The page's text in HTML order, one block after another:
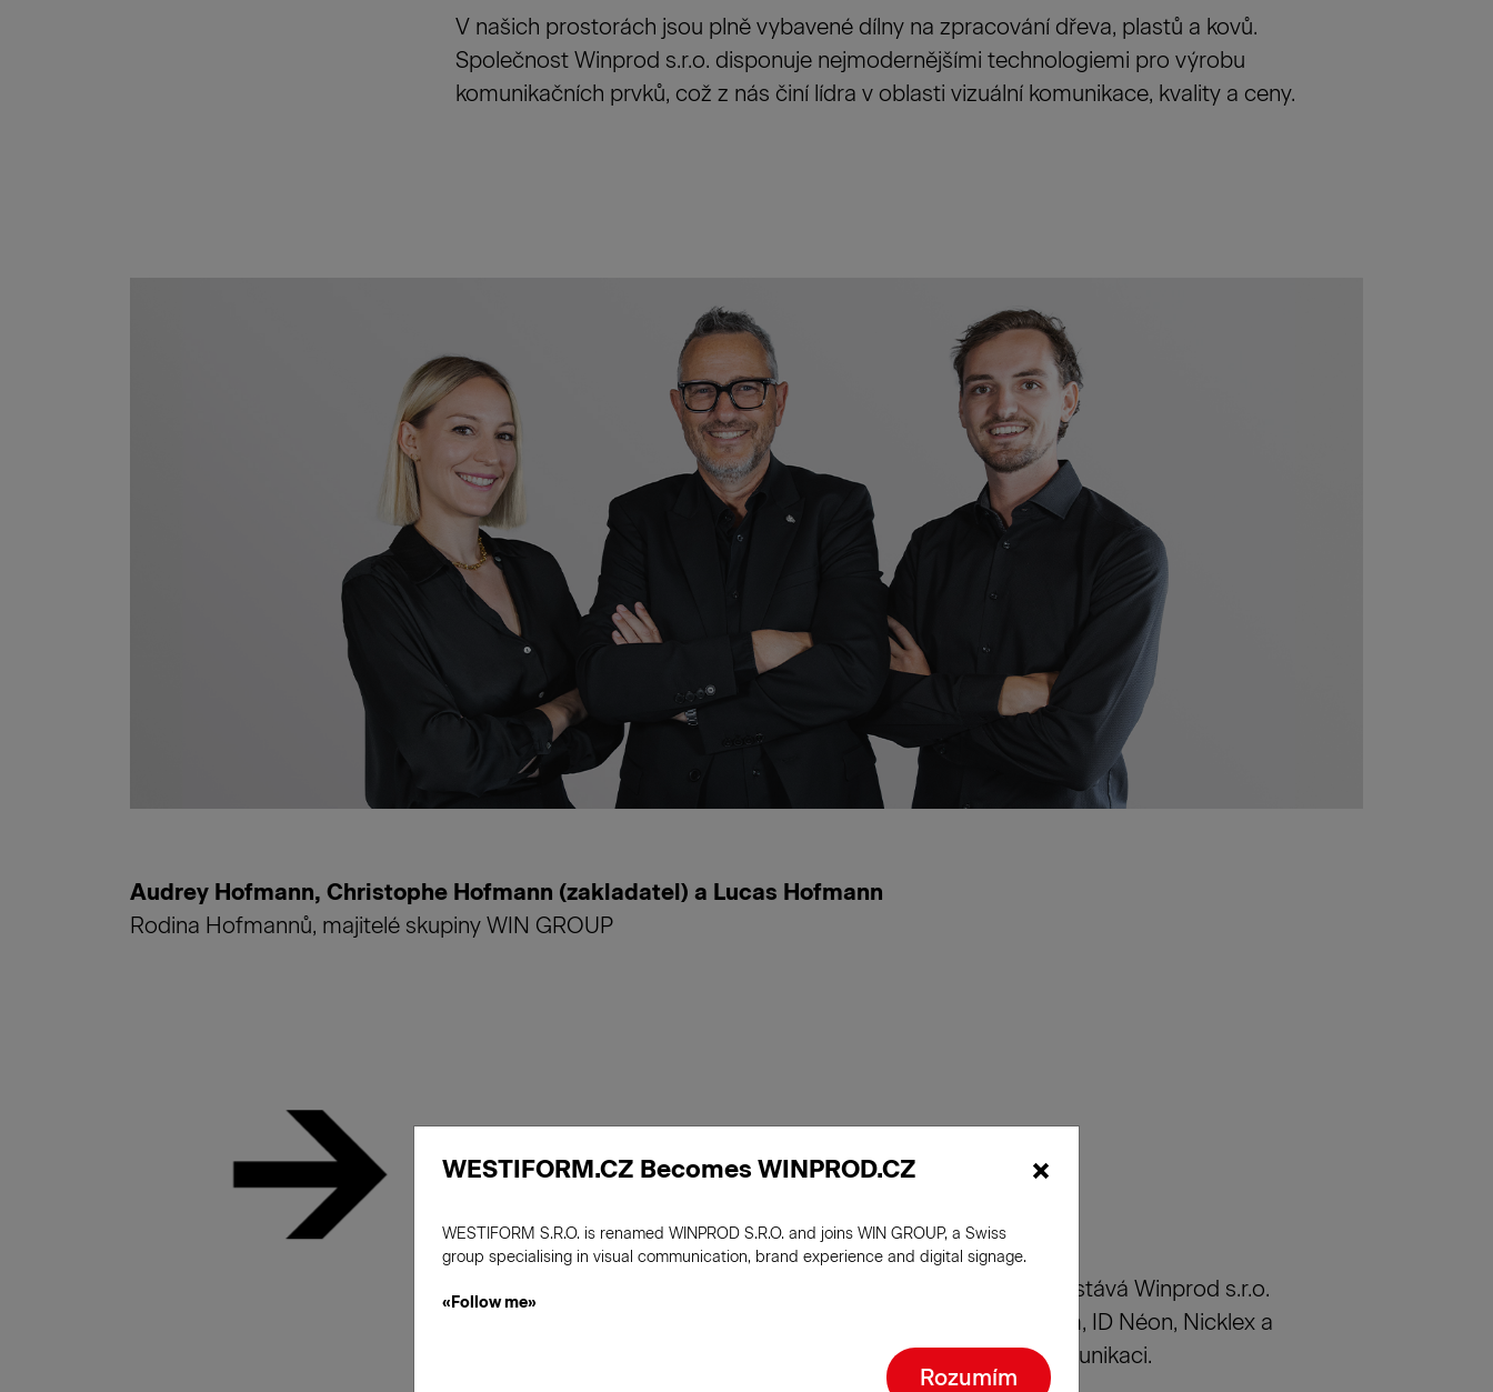
V našich prostorách jsou plně vybavené dílny na zpracování dřeva, plastů a kovů.
Společnost Winprod s.r.o. disponuje nejmodernějšími technologiemi pro výrobu
komunikačních prvků, což z nás činí lídra v oblasti vizuální komunikace, kvality a ceny.
Audrey Hofmann, Christophe Hofmann (zakladatel) a Lucas Hofmann
Rodina Hofmannů, majitelé skupiny WIN GROUP
Historie
1995Založení společnosti Westiform s.r.o.
2021
Převzetí společností Westiform AG, Westiform s.r.o se stává Winprod s.r.o.
Založení skupiny WIN GROUP společnostmi Westiform, ID Néon, Nicklex a
Winprod - švýcarskou skupinou společností pro vizuální komunikaci.
WESTIFORM.CZ Becomes WINPROD.CZ ×
WESTIFORM S.R.O. is renamed WINPROD S.R.O. and joins WIN GROUP, a Swiss
group specialising in visual communication, brand experience and digital signage.
«Follow me»
Rozumím